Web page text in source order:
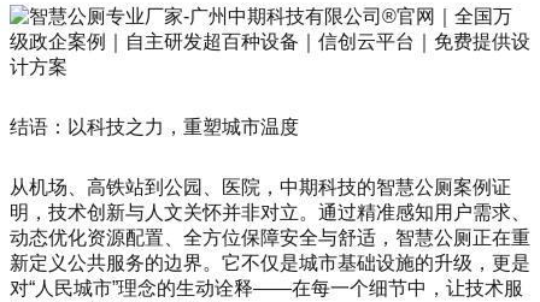
结语：以科技之力，重塑城市温度
从机场、高铁站到公园、医院，中期科技的智慧公厕案例证
明，技术创新与人文关怀并非对立。通过精准感知用户需求、
动态优化资源配置、全方位保障安全与舒适，智慧公厕正在重
新定义公共服务的边界。它不仅是城市基础设施的升级，更是
对“人民城市”理念的生动诠释——在每一个细节中，让技术服